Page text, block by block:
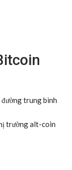
đường trung bình
trường alt-coin